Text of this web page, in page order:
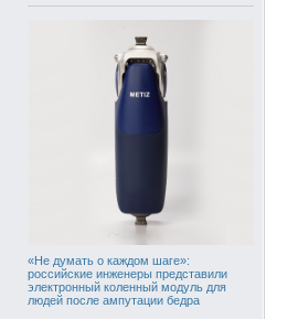
«Не думать о каждом шаге»:
российские инженеры представили
электронный коленный модуль для
людей после ампутации бедра